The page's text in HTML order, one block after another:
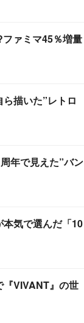
ァミマ45％増量
描いた”レトロ
年で見えた”バン
気で選んだ「10
『VIVANT』の世